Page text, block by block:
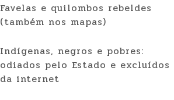
Favelas e quilombos rebeldes
(também nos mapas)
Indígenas, negros e pobres:
odiados pelo Estado e excluídos
da internet